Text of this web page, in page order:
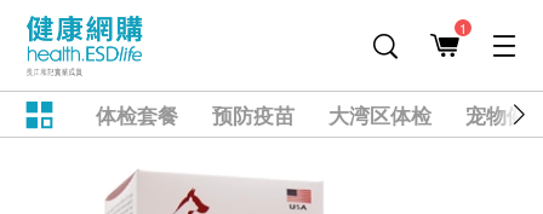
1
体检套餐 预防疫苗 大湾区体检 宠物健